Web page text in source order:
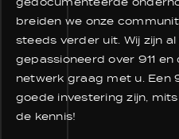
gedocumenteerde
breiden we onze
steeds verder uit. Wij zijn
gepassioneerd over 911
netwerk graag met u. Een
goede investering zijn,
de kennis!